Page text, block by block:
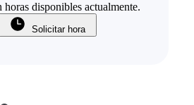
horas disponibles actualmente.
Solicitar hora